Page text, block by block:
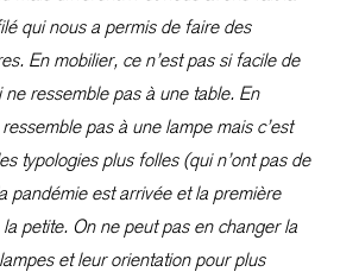
qui nous a permis de faire des
En mobilier, ce n’est pas si facile de
ressemble pas à une table. En
pas à une lampe mais c’est
typologies plus folles (qui n’ont pas de
pandémie est arrivée et la première
petite. On ne peut pas en changer la
et leur orientation pour plus